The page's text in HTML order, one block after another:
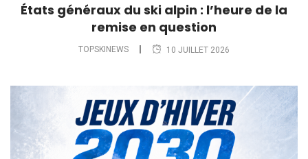
États généraux du ski alpin : l’heure de la
remise en question
TOPSKINEWS 10 JUILLET 2026